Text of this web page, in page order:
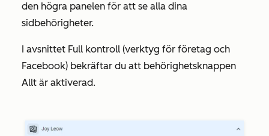
den högra panelen för att se alla dina
sidbehörigheter.
I avsnittet Full kontroll (verktyg för företag och
Facebook) bekräftar du att behörighetsknappen
Allt är aktiverad.